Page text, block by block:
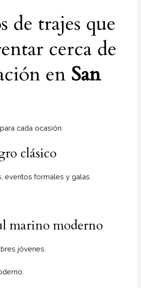
de trajes que
cerca de
en San
cada ocasión:
clásico
eventos formales y galas.
marino moderno
jóvenes.